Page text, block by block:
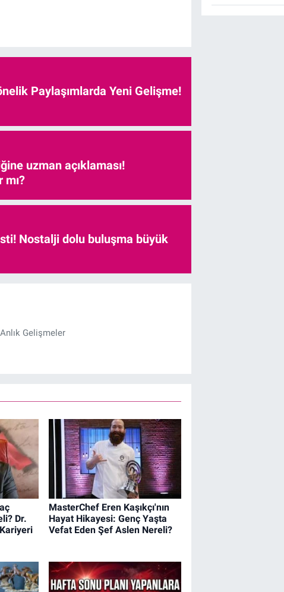
Paylaşımlarda Yeni Gelişme!
uzman açıklaması!
Nostalji dolu buluşma büyük
Gelişmeler
Dr.
MasterChef Eren Kaşıkçı'nın
Hayat Hikayesi: Genç Yaşta
Vefat Eden Şef Aslen Nereli?